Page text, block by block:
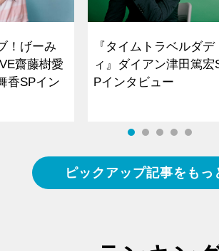
！げーみ
齋藤樹愛
香SPイン
『タイムトラベルダデ
ィ』ダイアン津田篤宏
Pインタビュー
ピックアップ記事をもっ